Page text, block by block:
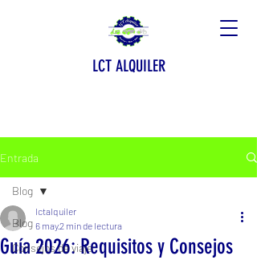
LCT ALQUILER
Entrada
Blog
Consejos de viaje
Blog
Guía 2026: Requisitos y Consejos
lctalquiler
6 may2 min de lectura